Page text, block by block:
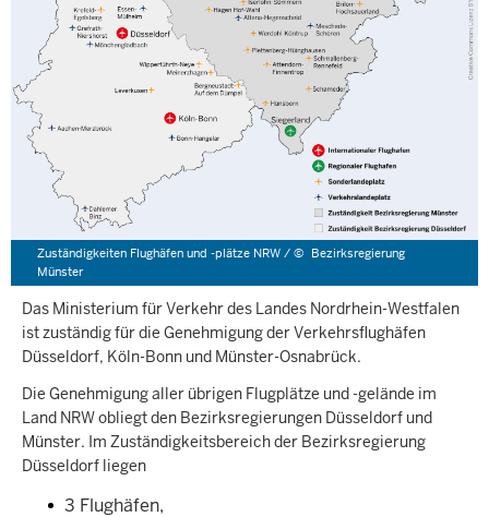
Zuständigkeiten Flughäfen und -plätze NRW / © Bezirksregierung
Münster
Das Ministerium für Verkehr des Landes Nordrhein-Westfalen
ist zuständig für die Genehmigung der Verkehrsflughäfen
Düsseldorf, Köln-Bonn und Münster-Osnabrück.
Die Genehmigung aller übrigen Flugplätze und -gelände im
Land NRW obliegt den Bezirksregierungen Düsseldorf und
Münster. Im Zuständigkeitsbereich der Bezirksregierung
Düsseldorf liegen
3 Flughäfen,